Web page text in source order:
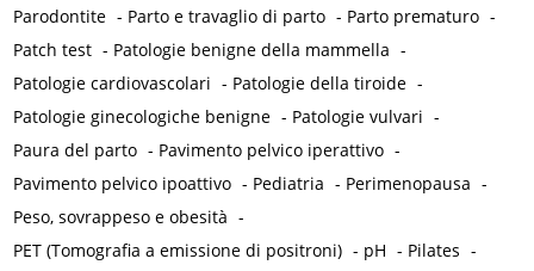
Parodontite - Parto e travaglio di parto - Parto prematuro -
Patch test - Patologie benigne della mammella -
Patologie cardiovascolari - Patologie della tiroide -
Patologie ginecologiche benigne - Patologie vulvari -
Paura del parto - Pavimento pelvico iperattivo -
Pavimento pelvico ipoattivo - Pediatria - Perimenopausa -
Peso, sovrappeso e obesità -
PET (Tomografia a emissione di positroni) - pH - Pilates -